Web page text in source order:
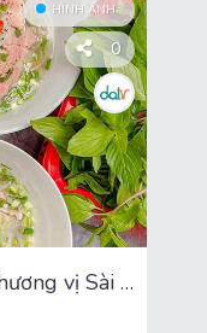
HÌNH ẢNH
0
Quán phở Mỹ Tiên – 30 năm một hương vị Sài Gòn